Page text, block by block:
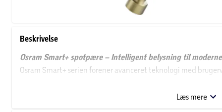
Beskrivelse
Osram Smart+ spotpære – Intelligent belysning til
Osram Smart+ serien forener avanceret teknologi med
Osram Smart+ er kompatibel med både Google Home,
Læs mere